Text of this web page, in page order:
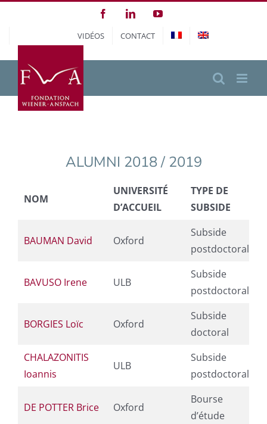
FacebookLinkedInYouTube
VIDÉOS CONTACT
ALUMNI 2018 / 2019
NOM
UNIVERSITÉ
D’ACCUEIL
TYPE DE
SUBSIDE
BAUMAN David Oxford
Subside
postdoctoral
BAVUSO Irene ULB
Subside
postdoctoral
BORGIES Loïc Oxford
Subside
doctoral
CHALAZONITIS
Ioannis
ULB
Subside
postdoctoral
DE POTTER Brice Oxford
Bourse
d’étude